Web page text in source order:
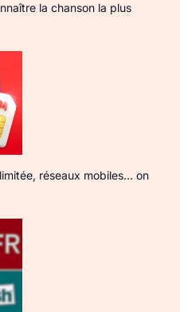
la chanson la plus
réseaux mobiles… on